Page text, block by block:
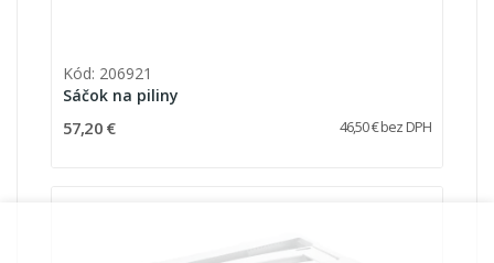
Kód: 206921
Sáčok na piliny
57,20 € 46,50 € bez DPH